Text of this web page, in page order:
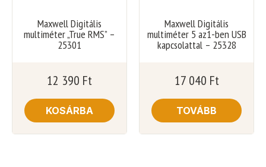
Maxwell Digitális
multiméter „True RMS” –
25301
12 390 Ft
KOSÁRBA
Maxwell Digitális
multiméter 5 az1-ben USB
kapcsolattal – 25328
17 040 Ft
TOVÁBB